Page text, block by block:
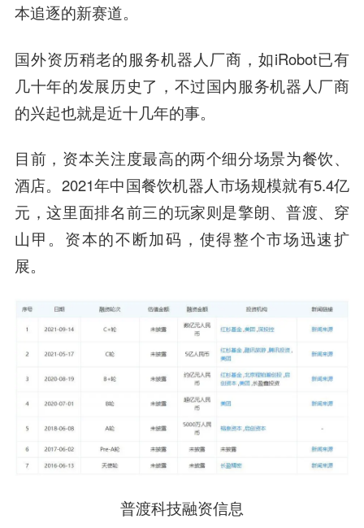
本追逐的新赛道。
国外资历稍老的服务机器人厂商，如iRobot已有
几十年的发展历史了，不过国内服务机器人厂商
的兴起也就是近十几年的事。
目前，资本关注度最高的两个细分场景为餐饮、
酒店。2021年中国餐饮机器人市场规模就有5.4亿
元，这里面排名前三的玩家则是擎朗、普渡、穿
山甲。资本的不断加码，使得整个市场迅速扩
展。
普渡科技融资信息